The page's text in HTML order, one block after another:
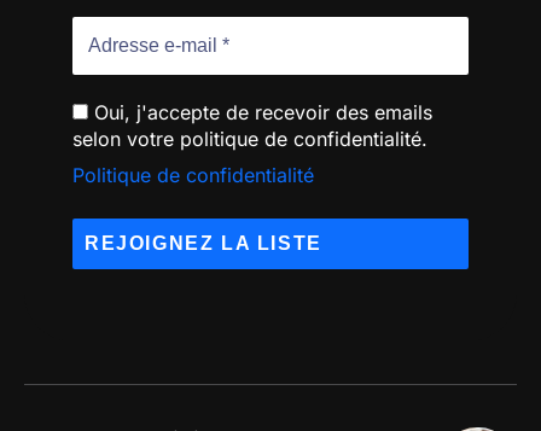
Oui, j'accepte de recevoir des emails
selon votre politique de confidentialité.
Politique de confidentialité